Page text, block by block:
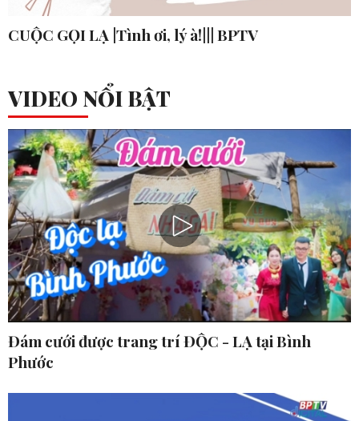
CUỘC GỌI LẠ |Tình ơi, lý à!||| BPTV
VIDEO NỔI BẬT
Đám cưới được trang trí ĐỘC - LẠ tại Bình
Phước